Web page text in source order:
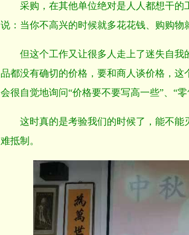
采购，在其他单位绝对是人人都想干
说：当你不高兴的时候就多花花钱、购购物
但这个工作又让很多人走上了迷失自
品都没有确切的价格，要和商人谈价格，
会很自觉地询问“价格要不要写高一些”、“
这时真的是考验我们的时候了，能不
难抵制。